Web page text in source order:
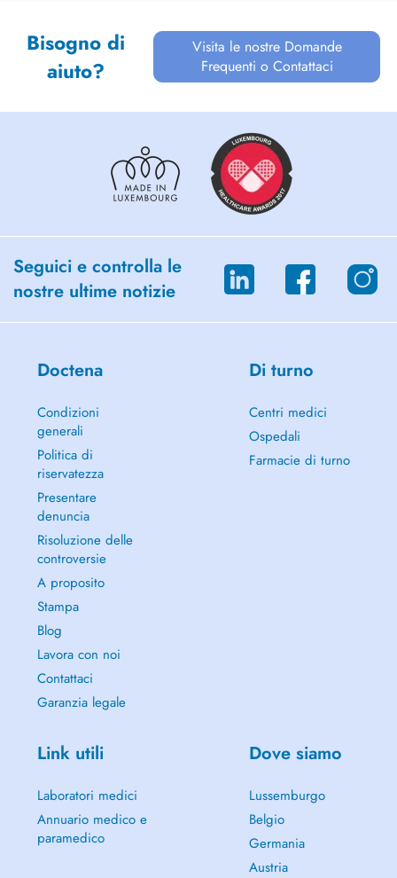
Bisogno di
aiuto?
Visita le nostre Domande
Frequenti o Contattaci
Seguici e controlla le
nostre ultime notizie
Doctena
Condizioni
generali
Politica di
riservatezza
Presentare
denuncia
Risoluzione delle
controversie
A proposito
Stampa
Blog
Lavora con noi
Contattaci
Garanzia legale
Di turno
Centri medici
Ospedali
Farmacie di turno
Link utili
Laboratori medici
Annuario medico e
paramedico
Dove siamo
Lussemburgo
Belgio
Germania
Austria